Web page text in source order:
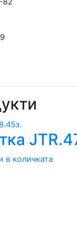
в количката